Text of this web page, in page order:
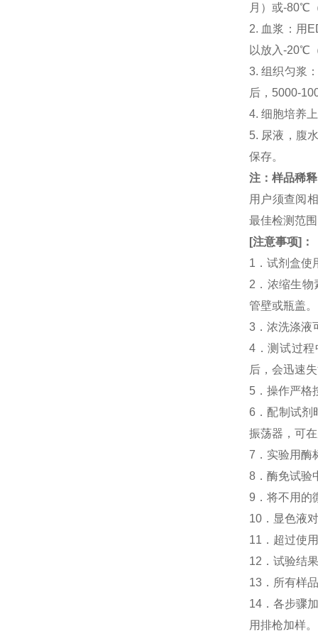
月）或-80℃
2. 血浆：用
以放入-20℃
3. 组织匀浆
后，5000-
4. 细胞培养
5. 尿液，腹
保存。
注：样品稀
用户须查阅
最佳检测范
[注意事项] ：
1．试剂盒使
2．浓缩生物
管壁或瓶盖
3．浓洗涤液
4．测试过程
后，会迅速
5．操作严格
6．配制试剂
振荡器，可
7．实验用酶
8．酶免试验
9．将不用的
10．显色液
11．超过使
12．试验结
13．所有样
14．各步骤
用排枪加样。